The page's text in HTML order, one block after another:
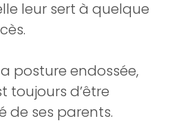
leur sert à quelque
posture endossée,
toujours d’être
de ses parents.